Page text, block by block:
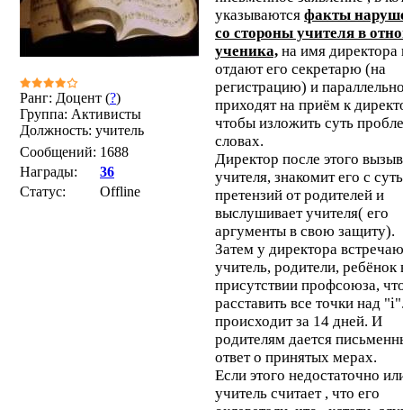
Ранг: Доцент (?)
Группа: Активисты
Должность: учитель
Сообщений: 1688
Награды:
36
Статус:
Offline
указываются факты
со стороны учителя в
ученика, на имя
отдают его секретарю (на
регистрацию) и
приходят на приём к
чтобы изложить суть
словах.
Директор после этого
учителя, знакомит его с
претензий от родителей и
выслушивает учителя( его
аргументы в свою защиту).
Затем у директора
учитель, родители, ребёнок
присутствии профсоюза,
расставить все точки над
происходит за 14 дней. И
родителям дается
ответ о принятых мерах.
Если этого недостаточно
учитель считает , что его